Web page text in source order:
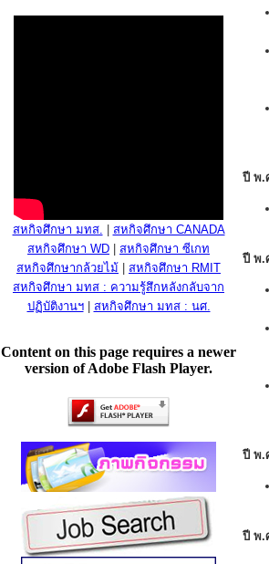
สหกิจศึกษา มทส.
สหกิจศึกษา CANADA
สหกิจศึกษา WD
สหกิจศึกษา ซีเกท
สหกิจศึกษากล้วยไม้
สหกิจศึกษา RMIT
สหกิจศึกษา มทส : ความรู้สึกหลังกลับจาก
ปฏิบัติงานฯ| สหกิจศึกษา มทส : นศ.
Content on this page requires a newer
version of Adobe Flash Player.
ปี พ
ปี พ
ปี พ
ปี พ